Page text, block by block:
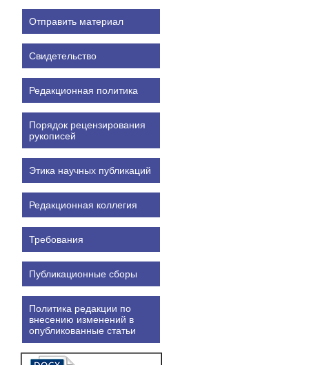
Отправить материал
Свидетельство
Редакционная политика
Порядок рецензирования
рукописей
Этика научных публикаций
Редакционная коллегия
Требования
Публикационные сборы
Политика редакции по
внесению изменений в
опубликованные статьи